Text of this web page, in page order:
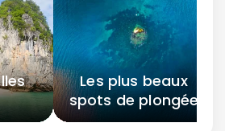
Les plus beaux
spots de plongée